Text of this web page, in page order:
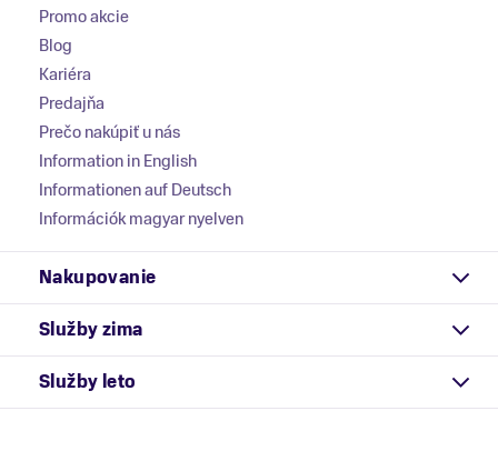
Promo akcie
Blog
Kariéra
Predajňa
Prečo nakúpiť u nás
Information in English
Informationen auf Deutsch
Információk magyar nyelven
Nakupovanie
Služby zima
Služby leto